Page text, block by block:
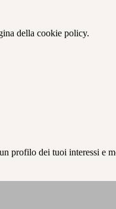
della cookie policy.
profilo dei tuoi interessi e